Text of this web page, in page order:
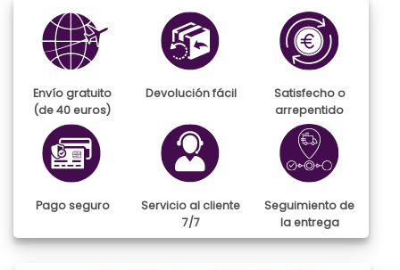
pueden
elegir
variantes.
Las
opciones
se
pueden
elegir
en
la
página
de
Envío gratuito
(de 40 euros)
Devolución fácil
Satisfecho o
arrepentido
Pago seguro
Servicio al cliente
7/7
Seguimiento de
la entrega